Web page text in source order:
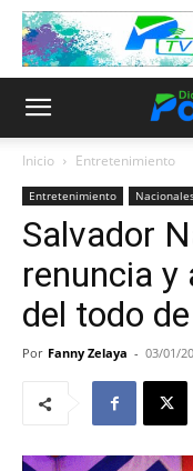
Inicio Entretenimiento
Entretenimiento
Salvador
renuncia
del todo
Por Fanny Zelaya - 03/01/